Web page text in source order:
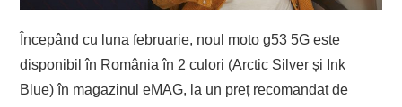
Începând cu luna februarie, noul moto g53 5G este
disponibil în România în 2 culori (Arctic Silver și Ink
Blue) în magazinul eMAG, la un preț recomandat de